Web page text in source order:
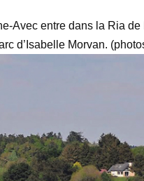
Avec entre dans la Ria de
d’Isabelle Morvan.